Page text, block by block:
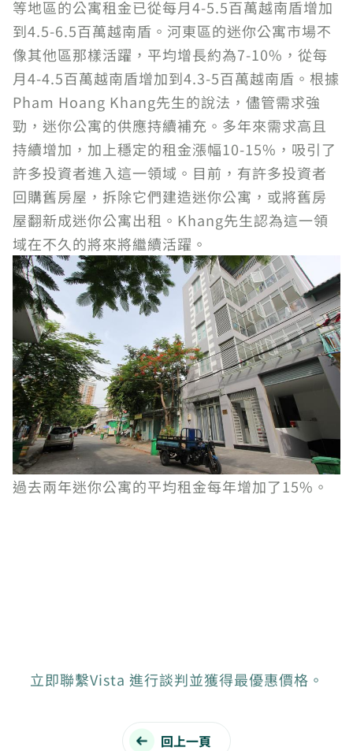
等地區的公寓租金已從每月4-5.5百萬越南盾增加
到4.5-6.5百萬越南盾。河東區的迷你公寓市場不
像其他區那樣活躍，平均增長約為7-10%，從每
月4-4.5百萬越南盾增加到4.3-5百萬越南盾。根據
Pham Hoang Khang先生的說法，儘管需求強
勁，迷你公寓的供應持續補充。多年來需求高且
持續增加，加上穩定的租金漲幅10-15%，吸引了
許多投資者進入這一領域。目前，有許多投資者
回購舊房屋，拆除它們建造迷你公寓，或將舊房
屋翻新成迷你公寓出租。Khang先生認為這一領
域在不久的將來將繼續活躍。
過去兩年迷你公寓的平均租金每年增加了15%。
立即聯繫Vista 進行談判並獲得最優惠價格。
回上一頁